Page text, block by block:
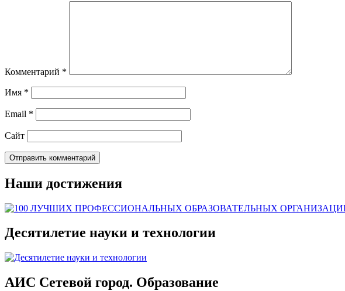
Комментарий *
Имя *
Email *
Сайт
Наши достижения
Десятилетие науки и технологии
АИС Сетевой город. Образование